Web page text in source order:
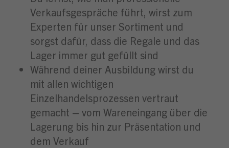
Verkaufsgespräche führt, wirst zum
Experten für unser Sortiment und
sorgst dafür, dass die Regale und das
Lager immer gut gefüllt sind
Während deiner Ausbildung wirst du
mit allen wichtigen
Einzelhandelsprozessen vertraut
gemacht – vom Wareneingang über die
Lagerung bis hin zur Präsentation und
dem Verkauf